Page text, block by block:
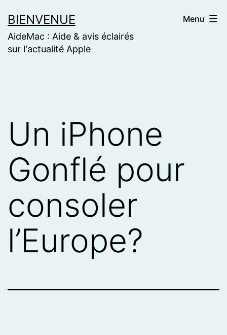
to
content
BIENVENUE
AideMac : Aide & avis éclairés
sur l'actualité Apple
Menu
Un iPhone
Gonflé pour
consoler
l’Europe?